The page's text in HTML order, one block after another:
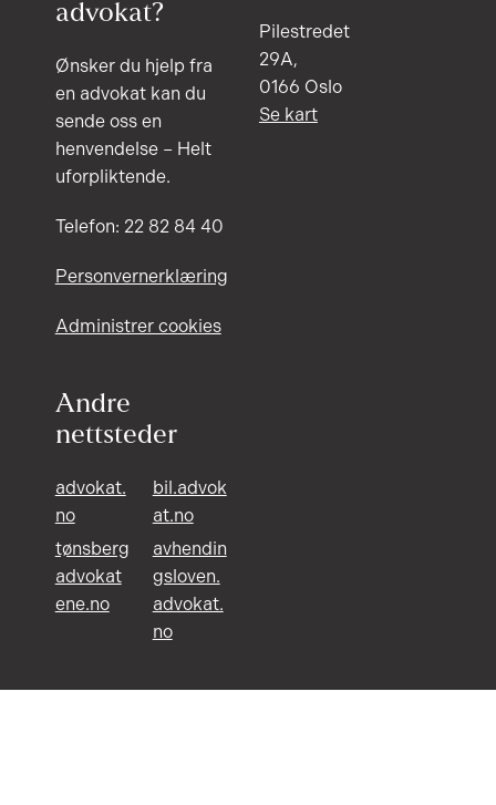
advokat?
Ønsker du hjelp fra
en advokat kan du
sende oss en
henvendelse – Helt
uforpliktende.
Telefon: 22 82 84 40
Personvernerklæring
Administrer cookies
Andre
nettsteder
advokat.
no
bil.advok
at.no
tønsberg
advokat
ene.no
avhendin
gsloven.
advokat.
no
Pilestredet
29A,
0166 Oslo
Se kart